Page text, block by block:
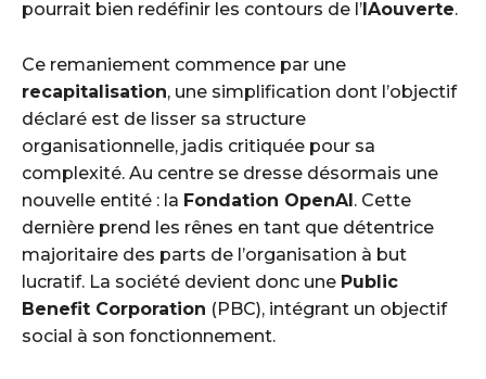
pourrait bien redéfinir les contours de l’IAouverte.
Ce remaniement commence par une
recapitalisation, une simplification dont l’objectif
déclaré est de lisser sa structure
organisationnelle, jadis critiquée pour sa
complexité. Au centre se dresse désormais une
nouvelle entité : la Fondation OpenAI. Cette
dernière prend les rênes en tant que détentrice
majoritaire des parts de l’organisation à but
lucratif. La société devient donc une Public
Benefit Corporation (PBC), intégrant un objectif
social à son fonctionnement.